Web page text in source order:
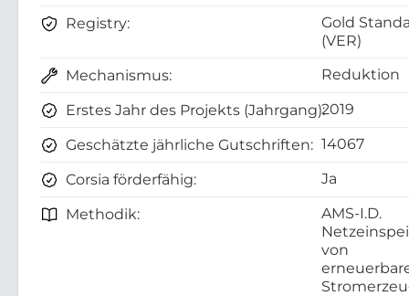
Registry:
Gold
(VER)
Mechanismus:
Reduktion
Erstes Jahr des Projekts (Jahrgang):2019
Geschätzte jährliche Gutschriften: 14067
Corsia förderfähig: Ja
Methodik:
AMS-I.D.
von